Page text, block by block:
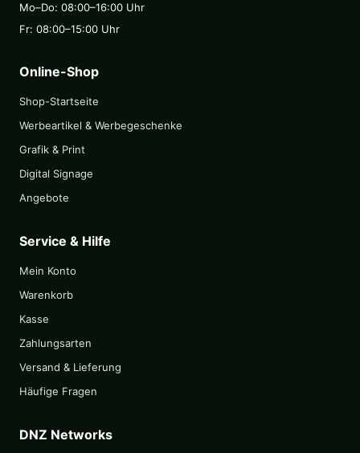
Mo–Do: 08:00–16:00 Uhr
Fr: 08:00–15:00 Uhr
Online-Shop
Shop-Startseite
Werbeartikel & Werbegeschenke
Grafik & Print
Digital Signage
Angebote
Service & Hilfe
Mein Konto
Warenkorb
Kasse
Zahlungsarten
Versand & Lieferung
Häufige Fragen
DNZ Networks